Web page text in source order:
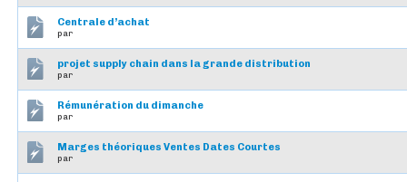
Centrale d’achat
par
projet supply chain dans la grande distribution
par
Rémunération du dimanche
par
Marges théoriques Ventes Dates Courtes
par